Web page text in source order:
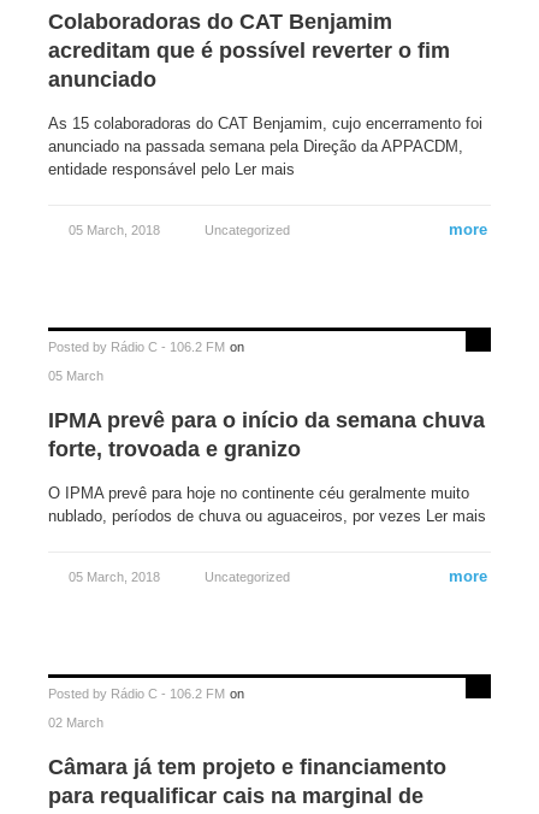
Colaboradoras do CAT Benjamim
acreditam que é possível reverter o fim
anunciado
As 15 colaboradoras do CAT Benjamim, cujo encerramento foi
anunciado na passada semana pela Direção da APPACDM,
entidade responsável pelo Ler mais
05 March, 2018 Uncategorized more
Posted by Rádio C - 106.2 FM on
05 March
IPMA prevê para o início da semana chuva
forte, trovoada e granizo
O IPMA prevê para hoje no continente céu geralmente muito
nublado, períodos de chuva ou aguaceiros, por vezes Ler mais
05 March, 2018 Uncategorized more
Posted by Rádio C - 106.2 FM on
02 March
Câmara já tem projeto e financiamento
para requalificar cais na marginal de